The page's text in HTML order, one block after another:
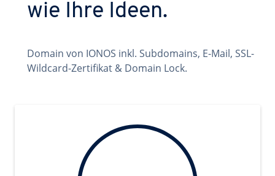
wie Ihre Ideen.
Domain von IONOS inkl. Subdomains, E-Mail, SSL-
Wildcard-Zertifikat & Domain Lock.